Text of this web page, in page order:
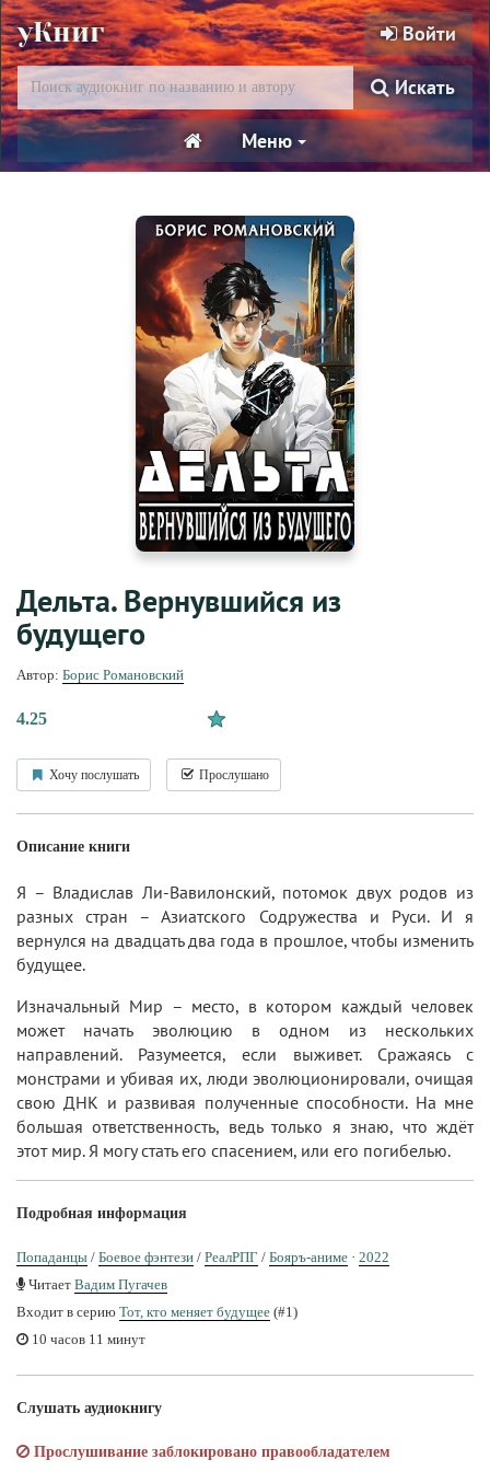
уКниг Войти
Искать
Меню
Дельта. Вернувшийся из
будущего
Автор: Борис Романовский
4.25
Хочу послушать Прослушано
Описание книги
Я – Владислав Ли-Вавилонский, потомок двух родов из
разных стран – Азиатского Содружества и Руси. И я
вернулся на двадцать два года в прошлое, чтобы изменить
будущее.
Изначальный Мир – место, в котором каждый человек
может начать эволюцию в одном из нескольких
направлений. Разумеется, если выживет. Сражаясь с
монстрами и убивая их, люди эволюционировали, очищая
свою ДНК и развивая полученные способности. На мне
большая ответственность, ведь только я знаю, что ждёт
этот мир. Я могу стать его спасением, или его погибелью.
Подробная информация
Попаданцы / Боевое фэнтези / РеалРПГ / Бояръ-аниме · 2022
Читает Вадим Пугачев
Входит в серию Тот, кто меняет будущее (#1)
10 часов 11 минут
Слушать аудиокнигу
Прослушивание заблокировано правообладателем